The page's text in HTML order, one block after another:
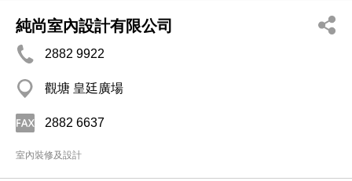
純尚室內設計有限公司
2882 9922
觀塘 皇廷廣場
2882 6637
室內裝修及設計